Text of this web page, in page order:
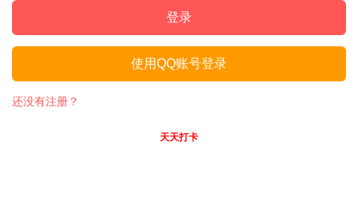
登录
使用QQ账号登录
还没有注册？
天天打卡